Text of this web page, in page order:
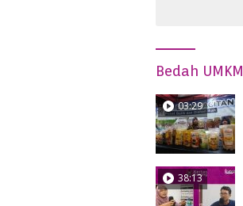
Bedah UMKM
03:29
38:13